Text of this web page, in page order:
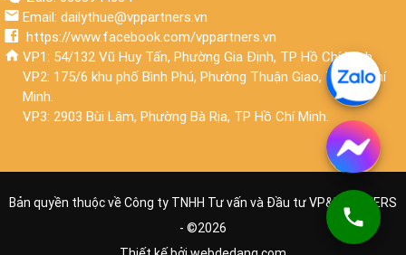
Email: dailythue@vppartners.vn
https://www.facebook.com/vppartners.vn
VP1: 54/132 Vũ Huy Tấn, Phường Gia Định, TP Hồ Chí Minh.
VP2: 175/6 khu phố Bình Phú, Phường Thuận Giao, TP Hồ Chí
Minh.
VP3: 2903 Bùi Lâm, Phường Bà Rịa, TP Hồ Chí Minh.
Bản quyền thuộc về Công ty TNHH Tư vấn và Đầu tư VP&PARTNERS
- ©2026